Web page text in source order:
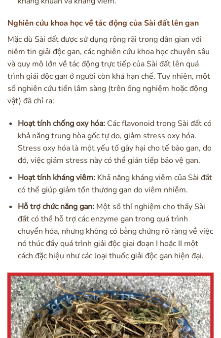
Nghiên cứu khoa học về tác động của Sài đất lên gan
Mặc dù Sài đất được sử dụng rộng rãi trong dân gian với
niềm tin giải độc gan, các nghiên cứu khoa học chuyên sâu
và quy mô lớn về tác động trực tiếp của Sài đất lên quá
trình giải độc gan ở người còn khá hạn chế. Tuy nhiên, một
số nghiên cứu tiền lâm sàng (trên ống nghiệm hoặc động
vật) đã chỉ ra:
Hoạt tính chống oxy hóa:Các flavonoid trong Sài đất có
khả năng trung hòa gốc tự do, giảm stress oxy hóa.
Stress oxy hóa là một yếu tố gây hại cho tế bào gan, do
đó, việc giảm stress này có thể gián tiếp bảo vệ gan.
Hoạt tính kháng viêm:Khả năng kháng viêm của Sài đất
có thể giúp giảm tổn thương gan do viêm nhiễm.
Hỗ trợ chức năng gan:Một số thí nghiệm cho thấy Sài
đất có thể hỗ trợ các enzyme gan trong quá trình
chuyển hóa, nhưng không có bằng chứng rõ ràng về việc
nó thúc đẩy quá trình giải độc giai đoạn I hoặc II một
cách đặc hiệu như các loại thuốc giải độc gan hiện đại.